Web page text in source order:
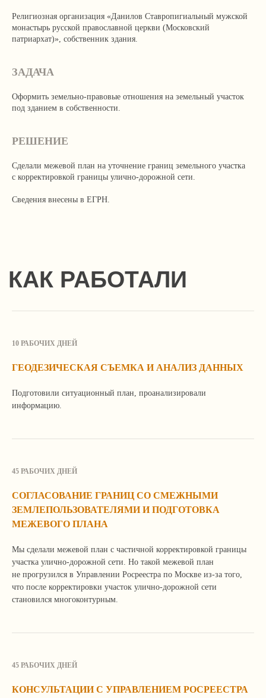
Продолжая просмотр сайта, вы соглашаетесь
с использованием файлов Cookie и иных методов,
средств и инструментов интернет-статистики
Закрыть Подробнее
Религиозная организация «Данилов Ставропигиальный мужской
монастырь русской православной церкви (Московский
патриархат)», собственник здания.
ЗАДАЧА
Оформить земельно-правовые отношения на земельный участок
под зданием в собственности.
РЕШЕНИЕ
Сделали межевой план на уточнение границ земельного участка
с корректировкой границы улично-дорожной сети.
Сведения внесены в ЕГРН.
10 РАБОЧИХ ДНЕЙ
ГЕОДЕЗИЧЕСКАЯ СЪЕМКА И АНАЛИЗ ДАННЫХ
Подготовили ситуационный план, проанализировали
информацию.
45 РАБОЧИХ ДНЕЙ
СОГЛАСОВАНИЕ ГРАНИЦ СО СМЕЖНЫМИ
ЗЕМЛЕПОЛЬЗОВАТЕЛЯМИ И ПОДГОТОВКА
МЕЖЕВОГО ПЛАНА
Мы сделали межевой план с частичной корректировкой границы
участка улично-дорожной сети. Но такой межевой план
не прогрузился в Управлении Росреестра по Москве из-за того,
что после корректировки участок улично-дорожной сети
становился многоконтурным.
45 РАБОЧИХ ДНЕЙ
КОНСУЛЬТАЦИИ С УПРАВЛЕНИЕМ РОСРЕЕСТРА